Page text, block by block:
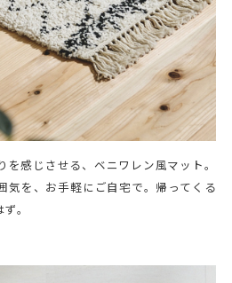
を感じさせる、ベニワレン風マット。
気を、お手軽にご自宅で。帰ってくる
。